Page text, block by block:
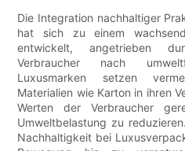
Die Integration nachhaltiger
hat sich zu einem
entwickelt, angetrieben
Verbraucher nach
Luxusmarken setzen
Materialien wie Karton in ihren
Werten der Verbraucher
Umweltbelastung zu
Nachhaltigkeit bei